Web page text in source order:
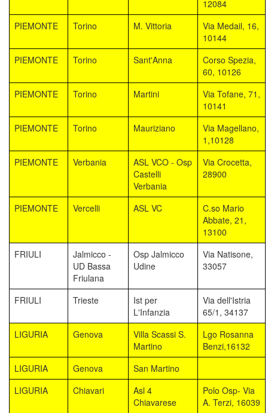
12084
PIEMONTE
Torino M. Vittoria
Via Medail, 16,
10144
PIEMONTE
Torino Sant'Anna
Corso Spezia,
60, 10126
PIEMONTE
Torino Martini
Via Tofane, 71,
10141
PIEMONTE
Torino Mauriziano
Via Magellano,
1,10128
PIEMONTE
Verbania
ASL VCO - Osp
Castelli
Verbania
Via Crocetta,
28900
PIEMONTE Vercelli ASL VC
C.so Mario
Abbate, 21,
13100
FRIULI
Jalmicco -
UD Bassa
Friulana
Osp Jalmicco
Udine
Via Natisone,
33057
FRIULI Trieste
Ist per
L'Infanzia
Via dell'Istria
65/1, 34137
LIGURIA
Genova
Villa Scassi S.
Martino
Lgo Rosanna
Benzi,16132
LIGURIA
Genova
San Martino
LIGURIA
Chiavari
Asl 4
Chiavarese
Polo Osp- Via
A. Terzi, 16039